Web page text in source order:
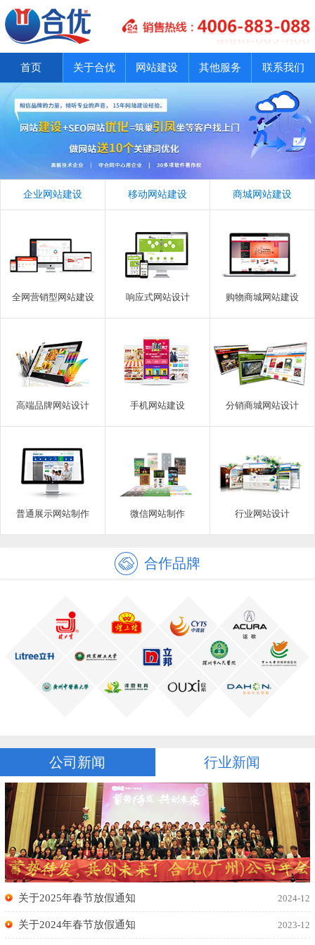
首页 关于合优 网站建设 其他服务 联系我们
企业网站建设 移动网站建设 商城网站建设
全网营销型网站建设 响应式网站设计 购物商城网站建设
高端品牌网站设计 手机网站建设 分销商城网站设计
普通展示网站制作 微信网站制作 行业网站设计
合作品牌
公司新闻 行业新闻
关于2025年春节放假通知 2024-12
关于2024年春节放假通知 2023-12